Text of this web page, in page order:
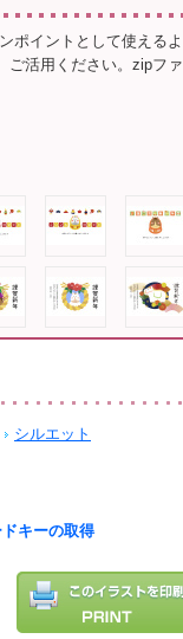
ポイントとして使えるよ
ご活用ください。zipファ
シルエット
キーの取得